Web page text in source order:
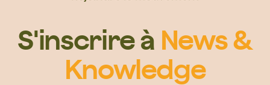
S'inscrire à News &
Knowledge